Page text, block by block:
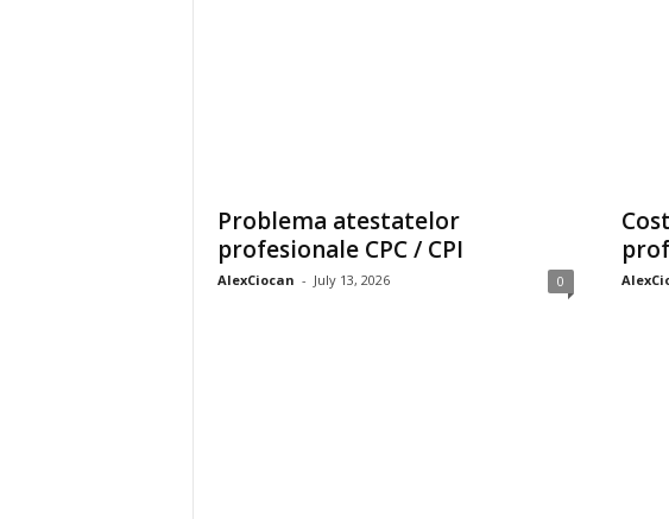
Problema atestatelor
profesionale CPC / CPI
AlexCiocan - July 13, 2026 0